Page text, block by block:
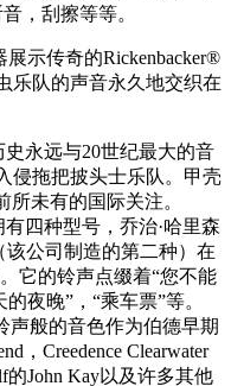
，刮擦等等。
示传奇的Rickenbacker®
乐队的声音永久地交织在
史永远与20世纪最大的音
侵拖把披头士乐队。甲壳
所未有的国际关注。
有四种型号，乔治·哈里森
该公司制造的第二种）在
它的铃声点缀着“您不能
夜晚”，“乘车票”等。
声般的音色作为伯德早期
，Creedence Clearwater
的John Kay以及许多其他